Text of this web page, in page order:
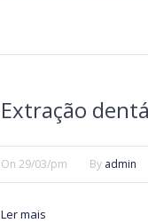
Extração
On 29/03/pm By admin
Ler mais